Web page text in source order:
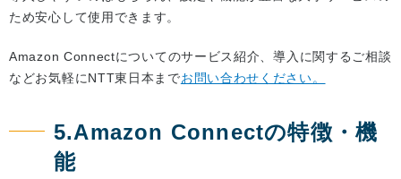
ため安心して使用できます。
Amazon Connectについてのサービス紹介、導入に関するご相談
などお気軽にNTT東日本までお問い合わせください。
5.Amazon Connectの特徴・機
能